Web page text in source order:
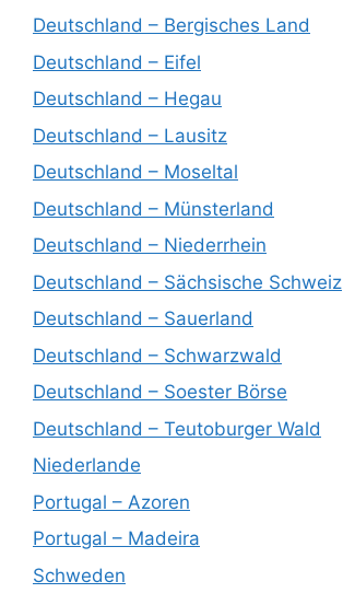
Deutschland – Bergisches Land
Deutschland – Eifel
Deutschland – Hegau
Deutschland – Lausitz
Deutschland – Moseltal
Deutschland – Münsterland
Deutschland – Niederrhein
Deutschland – Sächsische Schweiz
Deutschland – Sauerland
Deutschland – Schwarzwald
Deutschland – Soester Börse
Deutschland – Teutoburger Wald
Niederlande
Portugal – Azoren
Portugal – Madeira
Schweden